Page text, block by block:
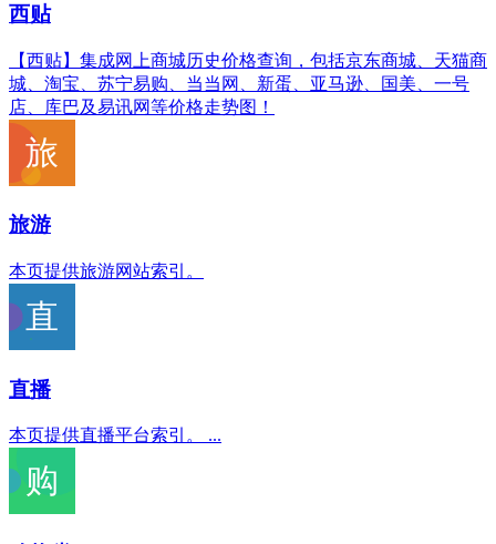
西贴
【西贴】集成网上商城历史价格查询，包括京东商城、天猫商
城、淘宝、苏宁易购、当当网、新蛋、亚马逊、国美、一号
店、库巴及易讯网等价格走势图！
旅游
本页提供旅游网站索引。
直播
本页提供直播平台索引。 ...